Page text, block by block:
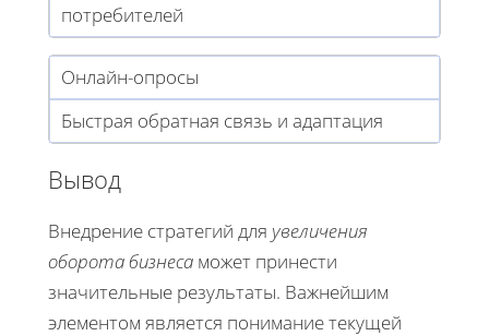
потребителей
Онлайн-опросы
Быстрая обратная связь и адаптация
Вывод
Внедрение стратегий для увеличения
оборота бизнеса может принести
значительные результаты. Важнейшим
элементом является понимание текущей